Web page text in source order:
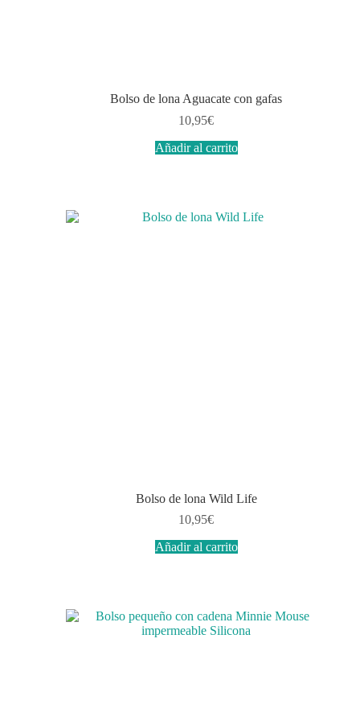
Bolso de lona Aguacate con gafas
10,95€
Añadir al carrito
Bolso de lona Wild Life
10,95€
Añadir al carrito